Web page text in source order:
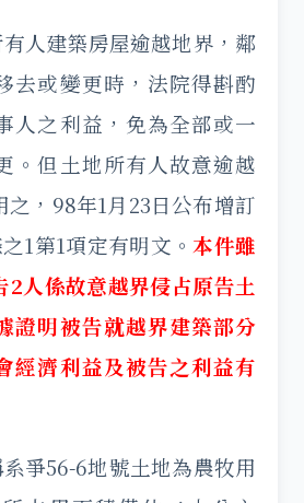
人建築房屋逾越地界，鄰
去或變更時，法院得斟酌
人之利益，免為全部或一
。但土地所有人故意逾越
之，98年1月23日公布增訂
1第1項定有明文。本件雖
2人係故意越界侵占原告土
證明被告就越界建築部分
經濟利益及被告之利益有
爭56-6地號土地為農牧用